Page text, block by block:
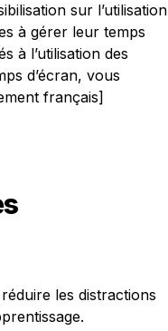
sur l’utilisation
à gérer leur temps
à l’utilisation des
d’écran, vous
français]
les distractions